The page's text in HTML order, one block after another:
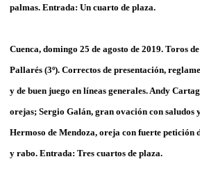
palmas. Entrada: Un cuarto de plaza.
Cuenca, domingo 25 de agosto de 2019. Toros
Pallarés (3º). Correctos de presentación,
y de buen juego en líneas generales. Andy
orejas; Sergio Galán, gran ovación con
Hermoso de Mendoza, oreja con fuerte petición
y rabo. Entrada: Tres cuartos de plaza.